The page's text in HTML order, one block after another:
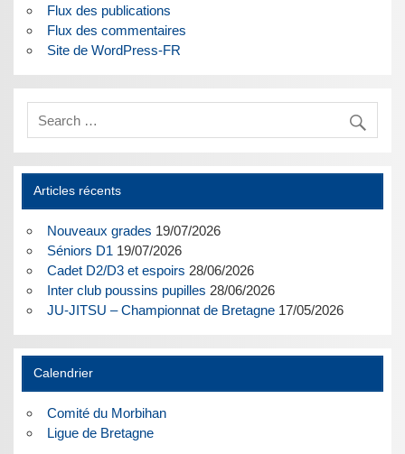
Flux des publications
Flux des commentaires
Site de WordPress-FR
Articles récents
Nouveaux grades 19/07/2026
Séniors D1 19/07/2026
Cadet D2/D3 et espoirs 28/06/2026
Inter club poussins pupilles 28/06/2026
JU-JITSU – Championnat de Bretagne 17/05/2026
Calendrier
Comité du Morbihan
Ligue de Bretagne